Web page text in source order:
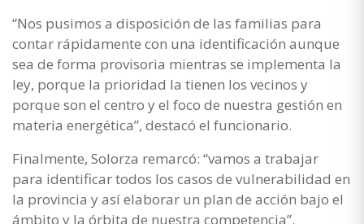
“Nos pusimos a disposición de las familias para
contar rápidamente con una identificación aunque
sea de forma provisoria mientras se implementa la
ley, porque la prioridad la tienen los vecinos y
porque son el centro y el foco de nuestra gestión en
materia energética”, destacó el funcionario.
Finalmente, Solorza remarcó: “vamos a trabajar
para identificar todos los casos de vulnerabilidad en
la provincia y así elaborar un plan de acción bajo el
ámbito y la órbita de nuestra competencia”.